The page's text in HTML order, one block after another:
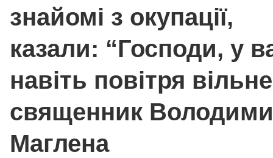
знайомі з окупації,
казали: “Господи, у
навіть повітря
священник
Маглена